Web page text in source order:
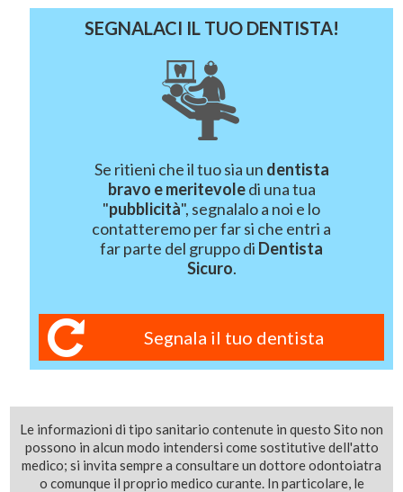
SEGNALACI IL TUO DENTISTA!
Se ritieni che il tuo sia un dentista
bravo e meritevoledi una tua
"pubblicità", segnalalo a noi e lo
contatteremo per far si che entri a
far parte del gruppo di Dentista
Sicuro.
Segnala il tuo dentista
Le informazioni di tipo sanitario contenute in questo Sito non
possono in alcun modo intendersi come sostitutive dell'atto
medico; si invita sempre a consultare un dottore odontoiatra
o comunque il proprio medico curante. In particolare, le